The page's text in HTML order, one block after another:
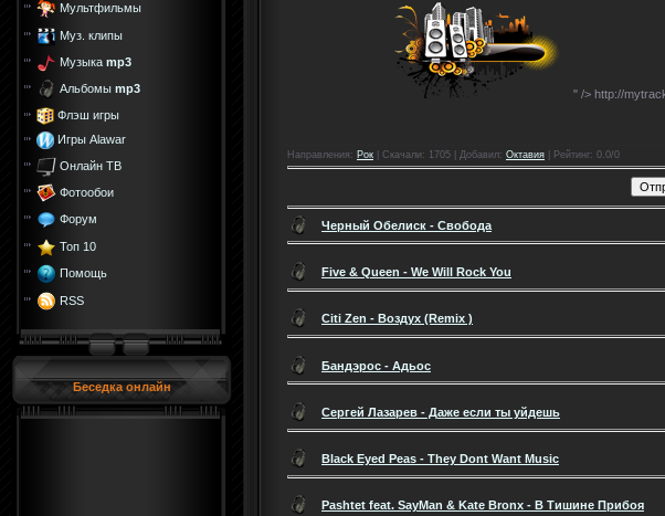
Мультфильмы
Муз. клипы
Музыка mp3
Альбомы mp3
Флэш игры
Игры Alawar
Онлайн ТВ
Фотообои
Форум
Топ 10
Помощь
RSS
Беседка онлайн
" /> http://
Направления : Рок Скачали: 1705 | Добавил: Октавия Рейтинг: 0.0/0
Черный Обелиск - Свобода
Five & Queen - We Will Rock You
Citi Zen - Воздух (Remix )
Бандэрос - Адьос
Сергей Лазарев - Даже если ты уйдешь
Black Eyed Peas - They Dont Want Music
Pashtet feat. SayMan & Kate Bronx - В Тишине Прибоя